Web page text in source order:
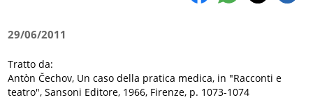
29/06/2011
Tratto da:
Antòn Čechov, Un caso della pratica medica, in "Racconti e
teatro", Sansoni Editore, 1966, Firenze, p. 1073-1074